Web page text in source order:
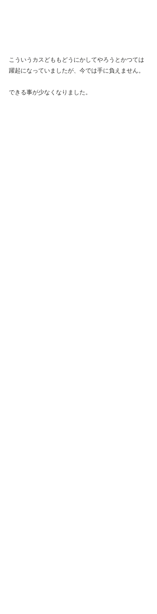
こういうカスどももどうにかしてやろうとかつては
躍起になっていましたが、今では手に負えません。
できる事が少なくなりました。